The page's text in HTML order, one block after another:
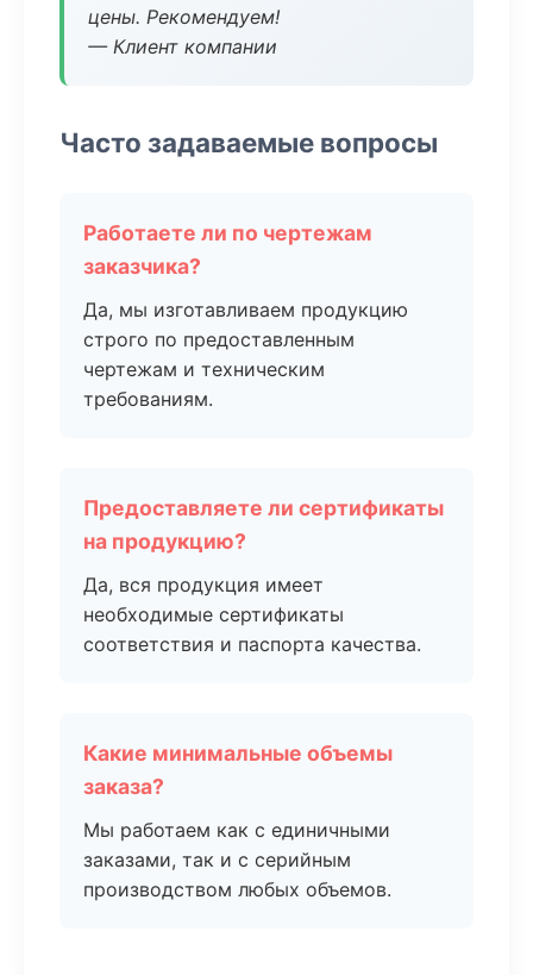
цены. Рекомендуем!
— Клиент компании
Часто задаваемые вопросы
Работаете ли по чертежам
заказчика?
Да, мы изготавливаем продукцию
строго по предоставленным
чертежам и техническим
требованиям.
Предоставляете ли сертификаты
на продукцию?
Да, вся продукция имеет
необходимые сертификаты
соответствия и паспорта качества.
Какие минимальные объемы
заказа?
Мы работаем как с единичными
заказами, так и с серийным
производством любых объемов.